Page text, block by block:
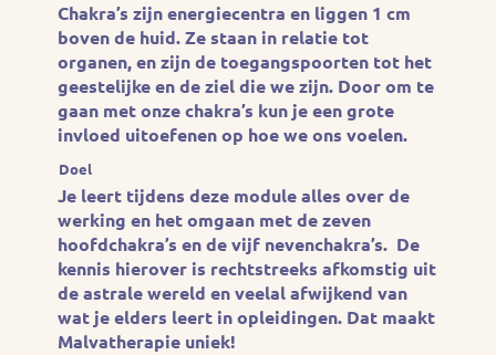
Chakra’s zijn energiecentra en liggen 1 cm
boven de huid. Ze staan in relatie tot
organen, en zijn de toegangspoorten tot het
geestelijke en de ziel die we zijn. Door om te
gaan met onze chakra’s kun je een grote
invloed uitoefenen op hoe we ons voelen.
Doel
Je leert tijdens deze module alles over de
werking en het omgaan met de zeven
hoofdchakra’s en de vijf nevenchakra’s. De
kennis hierover is rechtstreeks afkomstig uit
de astrale wereld en veelal afwijkend van
wat je elders leert in opleidingen. Dat maakt
Malvatherapie uniek!